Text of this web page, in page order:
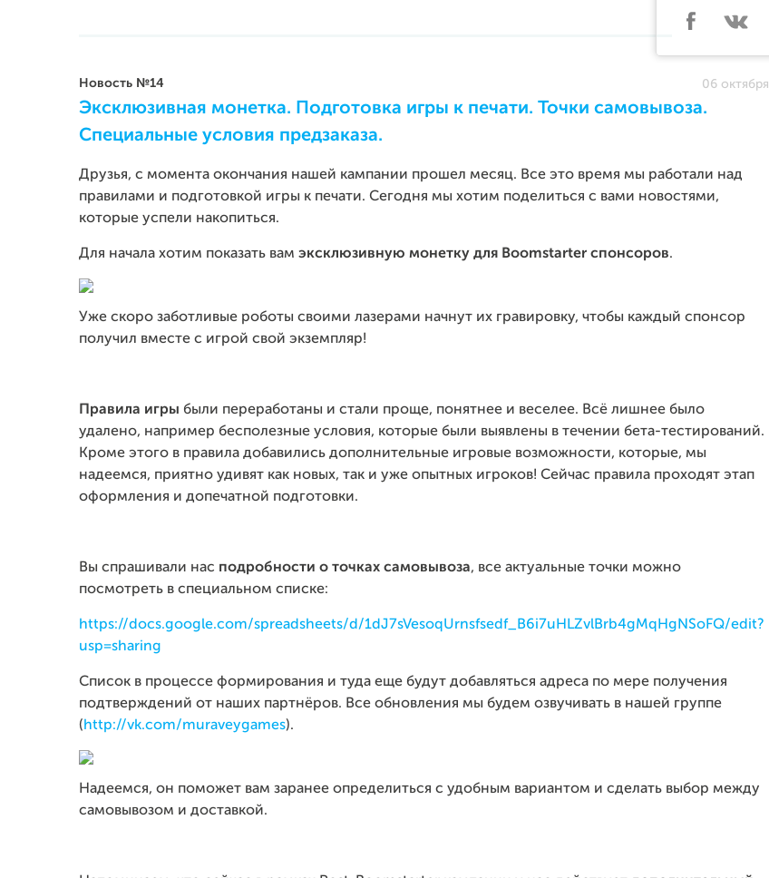
Новость №14 06 октября
Эксклюзивная монетка. Подготовка игры к печати. Точки самовывоза.
Специальные условия предзаказа.
Друзья, с момента окончания нашей кампании прошел месяц. Все это время мы работали над
правилами и подготовкой игры к печати. Сегодня мы хотим поделиться с вами новостями,
которые успели накопиться.
Для начала хотим показать вам эксклюзивную монетку для Boomstarter спонсоров.
Уже скоро заботливые роботы своими лазерами начнут их гравировку, чтобы каждый спонсор
получил вместе с игрой свой экземпляр!
Правила игры были переработаны и стали проще, понятнее и веселее. Всё лишнее было
удалено, например бесполезные условия, которые были выявлены в течении бета-тестирований.
Кроме этого в правила добавились дополнительные игровые возможности, которые, мы
надеемся, приятно удивят как новых, так и уже опытных игроков! Сейчас правила проходят этап
оформления и допечатной подготовки.
Вы спрашивали нас подробности о точках самовывоза, все актуальные точки можно
посмотреть в специальном списке:
https://docs.google.com/spreadsheets/d/1dJ7sVesoqUrnsfsedf_B6i7uHLZvlBrb4gMqHgNSoFQ/edit?
usp=sharing
Список в процессе формирования и туда еще будут добавляться адреса по мере получения
подтверждений от наших партнёров. Все обновления мы будем озвучивать в нашей группе
(http://vk.com/muraveygames).
Надеемся, он поможет вам заранее определиться с удобным вариантом и сделать выбор между
самовывозом и доставкой.